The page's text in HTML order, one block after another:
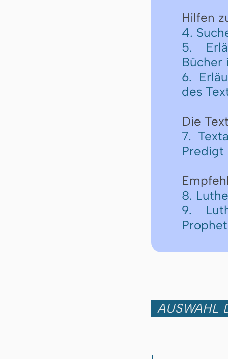
Hilfen
4.
5.
Bücher
6.
des
Die
7.
Predigt
8.
9.
AUSWAHL